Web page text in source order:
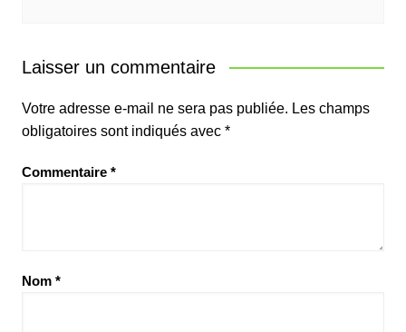
Laisser un commentaire
Votre adresse e-mail ne sera pas publiée. Les champs
obligatoires sont indiqués avec *
Commentaire *
Nom *